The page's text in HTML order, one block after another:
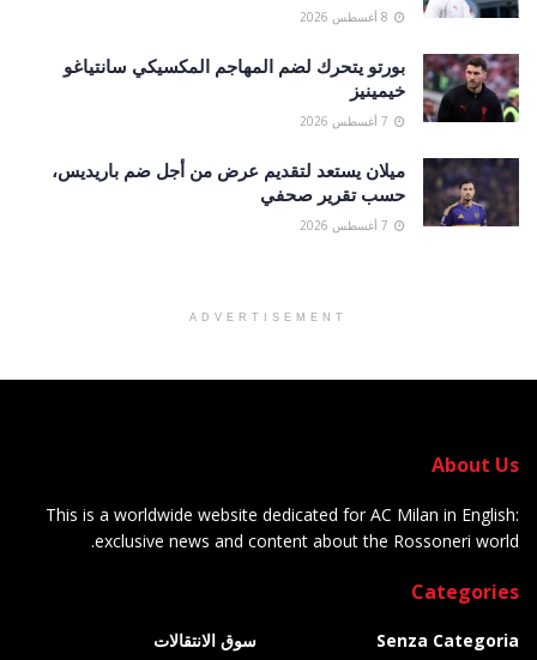
بورتو يتحرك لضم المهاجم المكسيكي سانتياغو
خيمينيز
ميلان يستعد لتقديم عرض من أجل ضم باريديس،
حسب تقرير صحفي
ADVERTISEMENT
About Us
This is a worldwide website dedicated for AC Milan in English:
exclusive news and content about the Rossoneri world.
Categories
Senza Categoria
سوق الانتقالات